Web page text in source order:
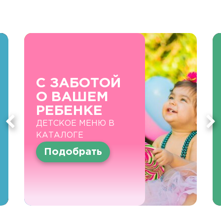
С ЗАБОТОЙ
О ВАШЕМ
РЕБЕНКЕ
ДЕТСКОЕ МЕНЮ В
КАТАЛОГЕ
Подобрать